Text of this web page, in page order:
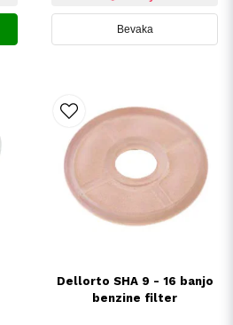
Bevaka
Dellorto SHA 9 - 16 banjo
benzine filter